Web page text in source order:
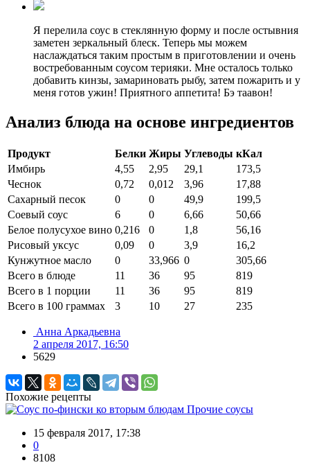
Я перелила соус в стеклянную форму и после остывния
заметен зеркальный блеск. Теперь мы можем
наслаждаться таким простым в приготовлении и очень
востребованным соусом терияки. Мне осталось только
добавить кинзы, замариновать рыбу, затем пожарить и у
меня готов ужин! Приятного аппетита! Бэ таавон!
Анализ блюда на основе ингредиентов
Продукт Белки Жиры Углеводы кКал
Имбирь
4,55 2,95 29,1
173,5
Чеснок
0,72 0,012 3,96
17,88
Сахарный песок
0 0 49,9
199,5
Соевый соус
6 0 6,66
50,66
Белое полусухое вино 0,216 0 1,8
56,16
Рисовый уксус
0,09 0 3,9
16,2
Кунжутное масло
0 33,966 0
305,66
Всего в блюде
11 36 95
819
Всего в 1 порции
11 36 95
819
Всего в 100 граммах
3 10 27 235
Анна Аркадьевна
2 апреля 2017, 16:50
5629
Похожие рецепты
Прочие соусы
15 февраля 2017, 17:38
0
8108